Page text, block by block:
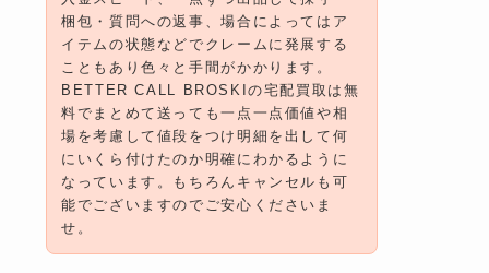
梱包・質問への返事、場合によってはア
イテムの状態などでクレームに発展する
こともあり色々と手間がかかります。
BETTER CALL BROSKIの宅配買取は無
料でまとめて送っても一点一点価値や相
場を考慮して値段をつけ明細を出して何
にいくら付けたのか明確にわかるように
なっています。もちろんキャンセルも可
能でございますのでご安心くださいま
せ。